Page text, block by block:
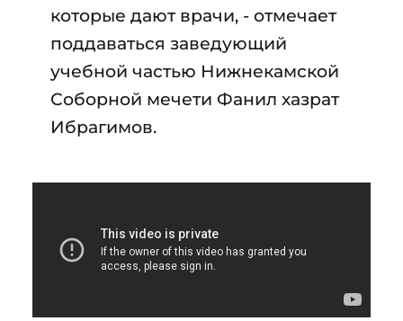
которые дают врачи, - отмечает
поддаваться заведующий
учебной частью Нижнекамской
Соборной мечети Фанил хазрат
Ибрагимов.